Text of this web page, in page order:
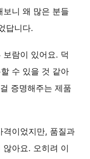
보니 왜 많은 분들
답니다.
람이 있어요. 덕
수 있을 것 같아
증명해주는 제품
격이었지만, 품질과
않아요. 오히려 이